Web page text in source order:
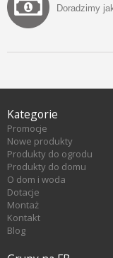
Doradzimy
Kategorie
Promocje
Nowe produkty
Produkty do ogrodu
Produkty do domu
O dom i woda
Dotacje
Montaż
Kontakt
Blog